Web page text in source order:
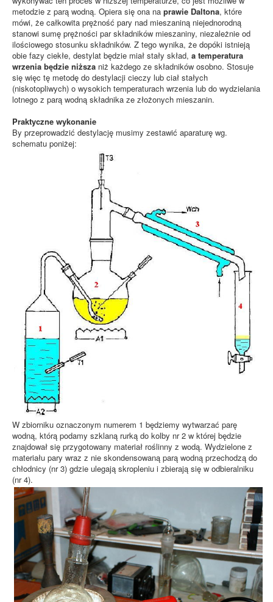
metodzie z parą wodną. Opiera się ona na prawie Daltona, które
mówi, że całkowita prężność pary nad mieszaniną niejednorodną
stanowi sumę prężności par składników mieszaniny, niezależnie od
ilościowego stosunku składników. Z tego wynika, że dopóki istnieją
obie fazy ciekłe, destylat będzie miał stały skład, a temperatura
wrzenia będzie niższa niż każdego ze składników osobno. Stosuje
się więc tę metodę do destylacji cieczy lub ciał stałych
(niskotopliwych) o wysokich temperaturach wrzenia lub do wydzielania
lotnego z parą wodną składnika ze złożonych mieszanin.
Praktyczne wykonanie
By przeprowadzić destylację musimy zestawić aparaturę wg.
schematu poniżej:
W zbiorniku oznaczonym numerem 1 będziemy wytwarzać parę
wodną, którą podamy szklaną rurką do kolby nr 2 w której będzie
znajdował się przygotowany materiał roślinny z wodą. Wydzielone z
materiału pary wraz z nie skondensowaną parą wodną przechodzą do
chłodnicy (nr 3) gdzie ulegają skropleniu i zbierają się w odbieralniku
(nr 4).